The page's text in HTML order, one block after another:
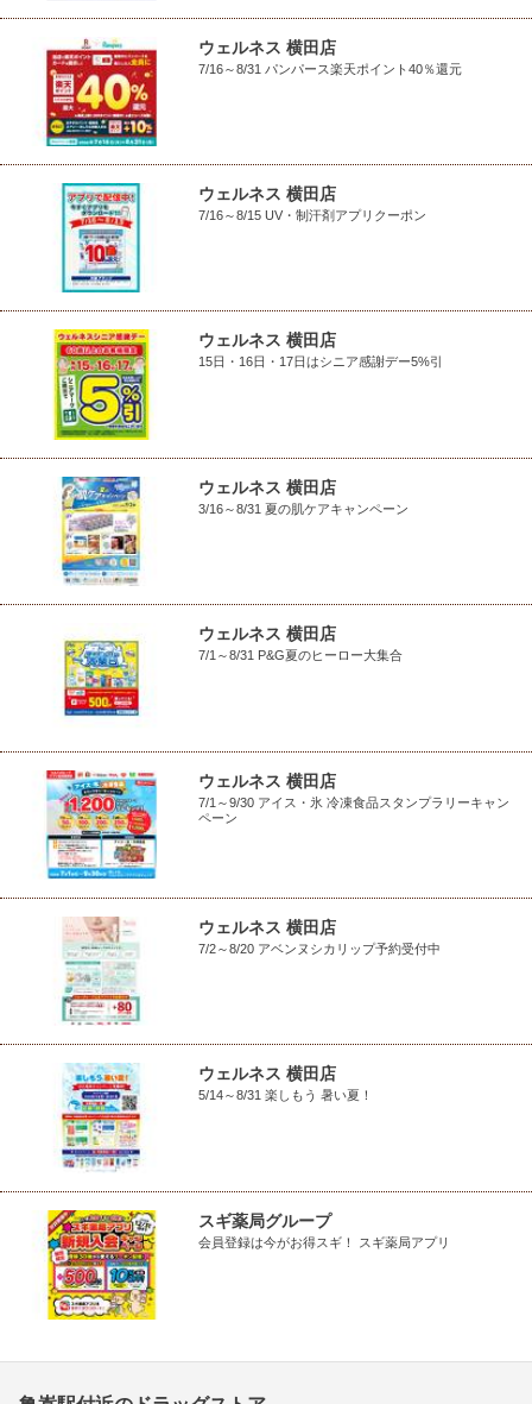
ウェルネス 横田店
7/16～8/31 パンパース楽天ポイント40％還元
ウェルネス 横田店
7/16～8/15 UV・制汗剤アプリクーポン
ウェルネス 横田店
15日・16日・17日はシニア感謝デー5%引
ウェルネス 横田店
3/16～8/31 夏の肌ケアキャンペーン
ウェルネス 横田店
7/1～8/31 P&G夏のヒーロー大集合
ウェルネス 横田店
7/1～9/30 アイス・氷 冷凍食品スタンプラリーキャン
ペーン
ウェルネス 横田店
7/2～8/20 アベンヌシカリップ予約受付中
ウェルネス 横田店
5/14～8/31 楽しもう 暑い夏！
スギ薬局グループ
会員登録は今がお得スギ！ スギ薬局アプリ